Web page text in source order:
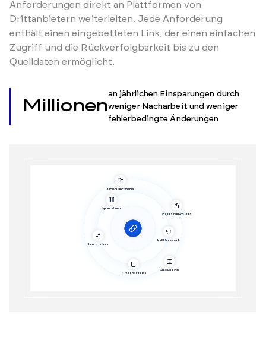
Anforderungen direkt an Plattformen von
Drittanbietern weiterleiten. Jede Anforderung
enthält einen eingebetteten Link, der einen einfachen
Zugriff und die Rückverfolgbarkeit bis zu den
Quelldaten ermöglicht.
Millionen
an jährlichen Einsparungen durch
weniger Nacharbeit und weniger
fehlerbedingte Änderungen